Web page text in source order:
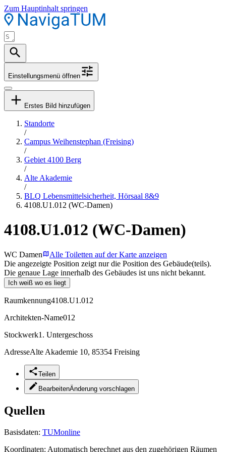
Zum Hauptinhalt springen
Einstellungsmenü öffnen
Erstes Bild hinzufügen
Standorte
/
Campus Weihenstephan (Freising)
/
Gebiet 4100 Berg
/
Alte Akademie
/
BLQ Lebensmittelsicherheit, Hörsaal 8&9
4108.U1.012 (WC-Damen)
4108.U1.012 (WC-Damen)
WC Damen
Alle Toiletten auf der Karte anzeigen
Die angezeigte Position zeigt nur die Position des Gebäude(teils).
Die genaue Lage innerhalb des Gebäudes ist uns nicht bekannt.
Ich weiß wo es liegt
Raumkennung4108.U1.012
Architekten-Name012
Stockwerk1. Untergeschoss
AdresseAlte Akademie 10, 85354 Freising
Teilen
BearbeitenÄnderung vorschlagen
Quellen
Basisdaten: TUMonline
Koordinaten: Automatisch berechnet aus den zugehörigen Räumen